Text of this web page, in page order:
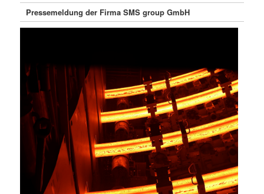
Pressemeldung der Firma SMS group GmbH